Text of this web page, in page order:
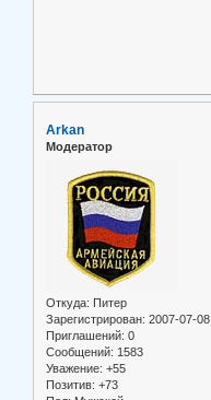
Arkan
Модератор
Откуда: Питер
Зарегистрирован: 2007-07-08
Приглашений: 0
Сообщений: 1583
Уважение: +55
Позитив: +73